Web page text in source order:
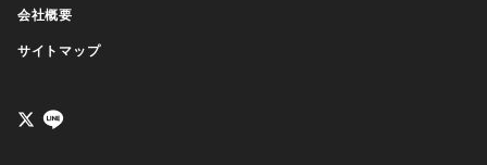
会社概要
サイトマップ